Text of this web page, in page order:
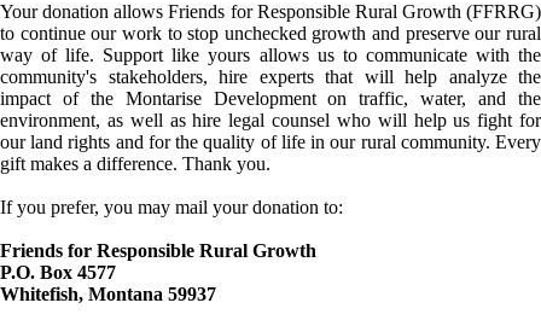
Your donation allows Friends for Responsible Rural Growth (FFRRG)
to continue our work to stop unchecked growth and preserve our rural
way of life. Support like yours allows us to communicate with the
community's stakeholders, hire experts that will help analyze the
impact of the Montarise Development on traffic, water, and the
environment, as well as hire legal counsel who will help us fight for
our land rights and for the quality of life in our rural community. Every
gift makes a difference. Thank you.
If you prefer, you may mail your donation to:
Friends for Responsible Rural Growth
P.O. Box 4577
Whitefish, Montana 59937